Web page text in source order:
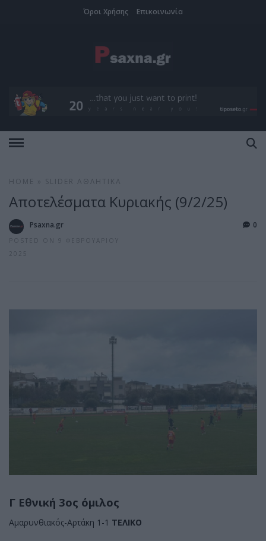
Όροι Χρήσης Επικοινωνία
HOME SLIDER ΑΘΛΗΤΙΚΆ
Aποτελέσματα Κυριακής (9/2/25)
Psaxna.gr
POSTED ON 9 ΦΕΒΡΟΥΑΡΊΟΥ
2025
0
Γ Εθνική 3ος όμιλος
Αμαρυνθιακός-Αρτάκη 1-1 ΤΕΛΙΚΟ